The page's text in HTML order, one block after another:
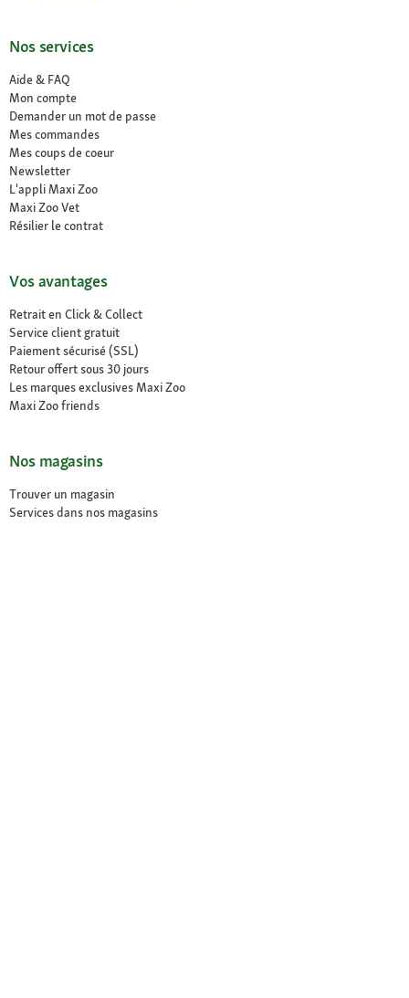
Nos services
Aide & FAQ
Mon compte
Demander un mot de passe
Mes commandes
Mes coups de coeur
Newsletter
L'appli Maxi Zoo
Maxi Zoo Vet
Résilier le contrat
Vos avantages
Retrait en Click & Collect
Service client gratuit
Paiement sécurisé (SSL)
Retour offert sous 30 jours
Les marques exclusives Maxi Zoo
Maxi Zoo friends
Nos magasins
Trouver un magasin
Services dans nos magasins